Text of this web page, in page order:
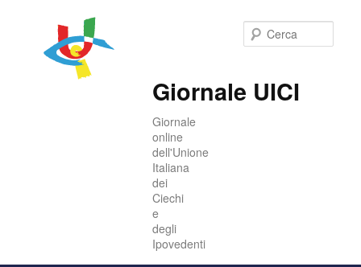
Giornale UICI
Giornale
online
dell'Unione
Italiana
dei
Ciechi
e
degli
Ipovedenti